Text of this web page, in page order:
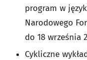
program w
Narodowego
do 18 września
Cykliczne